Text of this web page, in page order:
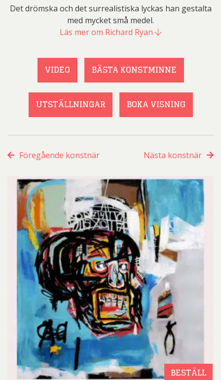
Det drömska och det surrealistiska lyckas han gestalta
med mycket små medel.
Läs mer om Richard Ryan
VIDEO BÄSTA KONSTMINNE
UTSTÄLLNINGAR BOKA VISNING
Föregående konstnär Nästa konstnär
BESTÄLL